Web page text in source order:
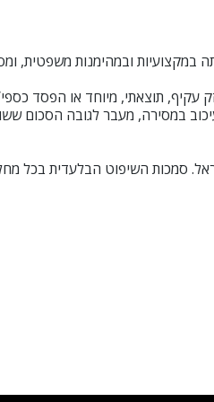
עקיף, תוצאתי, מיוחד או הפסד
במסירה, מעבר לגובה הסכום
סמכות השיפוט הבלעדית בכל